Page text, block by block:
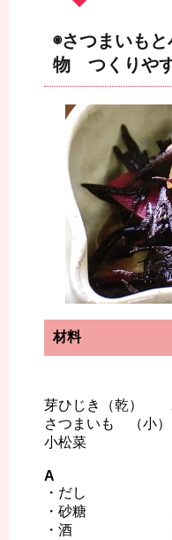
◉さつまいも
物 つくりや
材料
芽ひじき（乾）
さつまいも （小）
小松菜
A
・だし カ
・砂糖 大さ
・酒 大